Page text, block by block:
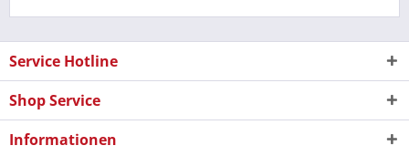
Service Hotline
Shop Service
Informationen